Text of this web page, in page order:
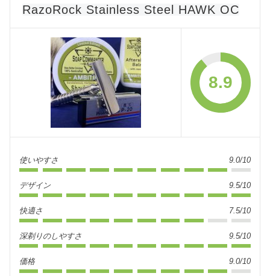
RazoRock Stainless Steel HAWK OC
8.9
使いやすさ 9.0/10
デザイン 9.5/10
快適さ 7.5/10
深剃りのしやすさ 9.5/10
価格 9.0/10